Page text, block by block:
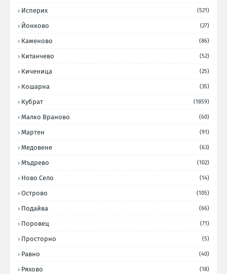
Исперих (521)
Йонково (27)
Каменово (86)
Китанчево (52)
Киченица (25)
Кошарна (35)
Кубрат (1859)
Малко Враново (60)
Мартен (91)
Медовене (63)
Мъдрево (102)
Ново Село (14)
Острово (105)
Подайва (66)
Поровец (71)
Просторно (5)
Равно (40)
Ряхово (18)